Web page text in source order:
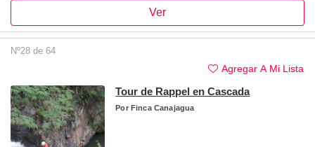
Ver
Nº28 de 64
Agregar A Mi Lista
Tour de Rappel en Cascada
PorFinca Canajagua